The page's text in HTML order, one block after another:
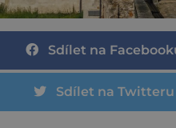
Sdílet na
Sdílet na Twitteru